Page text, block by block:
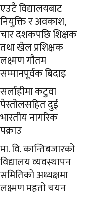
एउटै विद्यालयबाट
नियुक्ति र अवकाश,
चार दशकपछि शिक्षक
तथा खेल प्रशिक्षक
लक्ष्मण गौतम
सम्मानपूर्वक बिदाइ
सर्लाहीमा कटुवा
पेस्तोलसहित दुई
भारतीय नागरिक
पक्राउ
मा. वि. कान्तिबजारको
विद्यालय व्यवस्थापन
समितिको अध्यक्षमा
लक्ष्मण महतो चयन